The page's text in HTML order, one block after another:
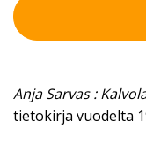
Anja Sarvas :
tietokirja vuodelta